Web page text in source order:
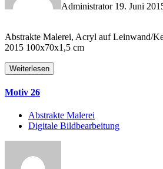
Administrator 19. Juni
Abstrakte Malerei, Acryl auf Leinwand/
2015 100x70x1,5 cm
Weiterlesen
Motiv 26
Abstrakte Malerei
Digitale Bildbearbeitung